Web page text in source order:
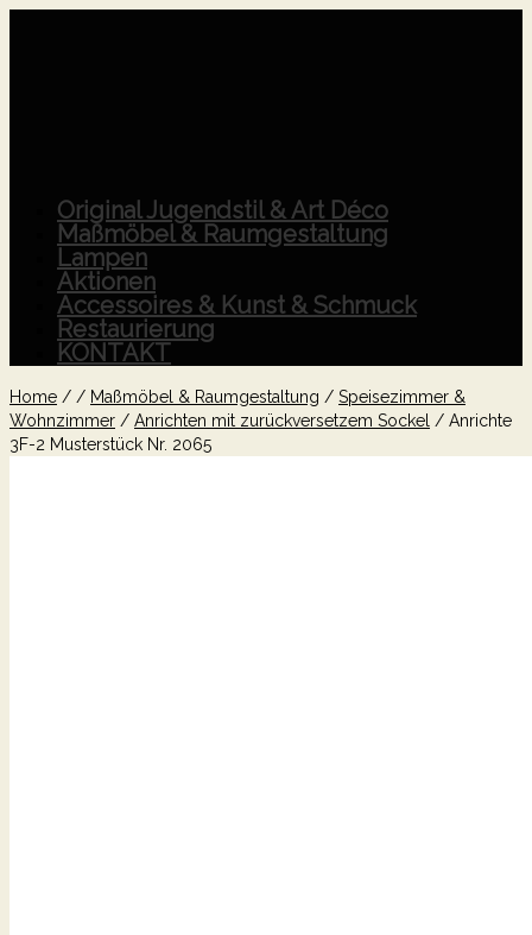
Original Jugendstil & Art Déco
Maßmöbel & Raumgestaltung
Lampen
Aktionen
Accessoires & Kunst & Schmuck
Restaurierung
KONTAKT
Home / / Maßmöbel & Raumgestaltung / Speisezimmer &
Wohnzimmer / Anrichten mit zurückversetzem Sockel / Anrichte
3F-2 Musterstück Nr. 2065